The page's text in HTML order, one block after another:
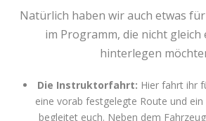
Natürlich haben wir auch etwas
im Programm, die nicht gleich
hinterlegen
Die Instruktorfahrt: Hier fahrt ihr
eine vorab festgelegte Route und
begleitet euch. Neben dem